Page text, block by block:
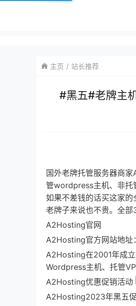
主页 站长推荐
#黑五#老牌主
国外老牌托管服务器商
管wordpress主机、非托
如果不差钱的话买这家
老牌子来说也不贵。全部
A2Hosting官网
A2Hosting官方网站地址：
A2Hosting在2001年成立
Wordpress主机、托管
A2Hosting优惠促销活动
A2Hosting2023年黑五